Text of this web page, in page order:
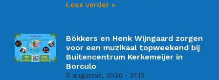
Lees verder »
Bökkers en Henk Wijngaard zorgen
voor een muzikaal topweekend bij
Buitencentrum Kerkemeijer in
Borculo
5 augustus, 2026 21:10